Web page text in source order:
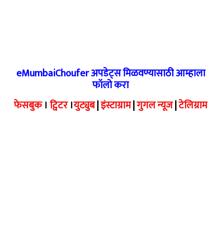
eMumbaiChoufer अपडेट्स मिळवण्यासाठी आम्हाला
फॉलो करा
फेसबुक।ट्विटर।युट्युब|इंस्टाग्राम|गुगल न्यूज|टेलिग्राम